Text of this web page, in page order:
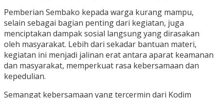
Pemberian Sembako kepada warga kurang mampu,
selain sebagai bagian penting dari kegiatan, juga
menciptakan dampak sosial langsung yang dirasakan
oleh masyarakat. Lebih dari sekadar bantuan materi,
kegiatan ini menjadi jalinan erat antara aparat keamanan
dan masyarakat, memperkuat rasa kebersamaan dan
kepedulian.
Semangat kebersamaan yang tercermin dari Kodim